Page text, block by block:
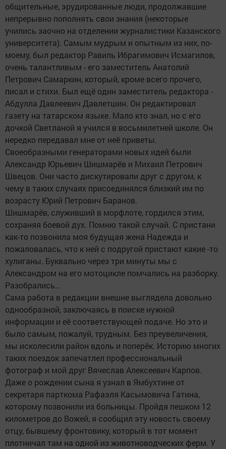
общительные, эрудированные люди, продолжавшие
непрерывно пополнять свои знания (некоторые
учились заочно на отделении журналистики Казанского
университета). Самым мудрым и опытным из них, по-
моему, был редактор Равиль Ибрагимович Исмагилов,
очень талантливым - его заместитель Анатолий
Петрович Самаркин, который, кроме всего прочего,
писал и стихи. Был ещё один заместитель редактора -
Абдулла Давлеевич Давлетшин. Он редактировал
газету на татарском языке. Мало кто знал, но с его
дочкой Светланой я учился в восьмилетней школе. Он
нередко передавал мне от неё приветы.
Своеобразными генераторами новых идей были
Александр Юрьевич Шишмарёв и Михаил Петрович
Швецов. Они часто дискутировали друг с другом, к
чему в таких случаях присоединялся близкий им по
возрасту Юрий Петрович Баранов.
Шишмарёв, служивший в морфлоте, гордился этим,
сохраняя боевой дух. Помню такой случай. С пристани
как-то позвонила моя будущая жена Надежда и
пожаловалась, что к ней с подругой пристают какие -то
хулиганы. Буквально через три минуты мы с
Александром на его мотоцикле помчались на разборку.
Разобрались…
Сама работа в редакции внешне выглядела довольно
однообразной, заключаясь в поиске нужной
информации и её соответствующей подаче. Но это и
было самым, пожалуй, трудным. Без преувеличения,
мы исколесили район вдоль и поперёк. Историю многих
таких поездок запечатлел профессиональный
фотограф и мой друг Вячеслав Алексеевич Карпов.
Даже о рождении сына я узнал в Ямбухтине от
секретаря парткома Рафаэля Касымовича Гатина,
которому позвонили из больницы. Пройдя пешком 12
километров до Вожей, я сообщил эту новость своему
отцу, бывшему фронтовику, который в тот момент
плотничал там на одной из животноводческих ферм. У